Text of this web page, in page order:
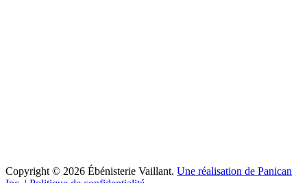
Copyright © 2026 Ébénisterie Vaillant. Une réalisation de Panican